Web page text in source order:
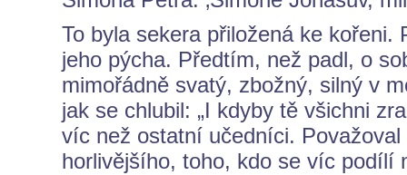
To byla sekera přiložená ke
jeho pýcha. Předtím, než padl, o
mimořádně svatý, zbožný, silný v
jak se chlubil: „I kdyby tě všichni
víc než ostatní učedníci.
horlivějšího, toho, kdo se víc podílí